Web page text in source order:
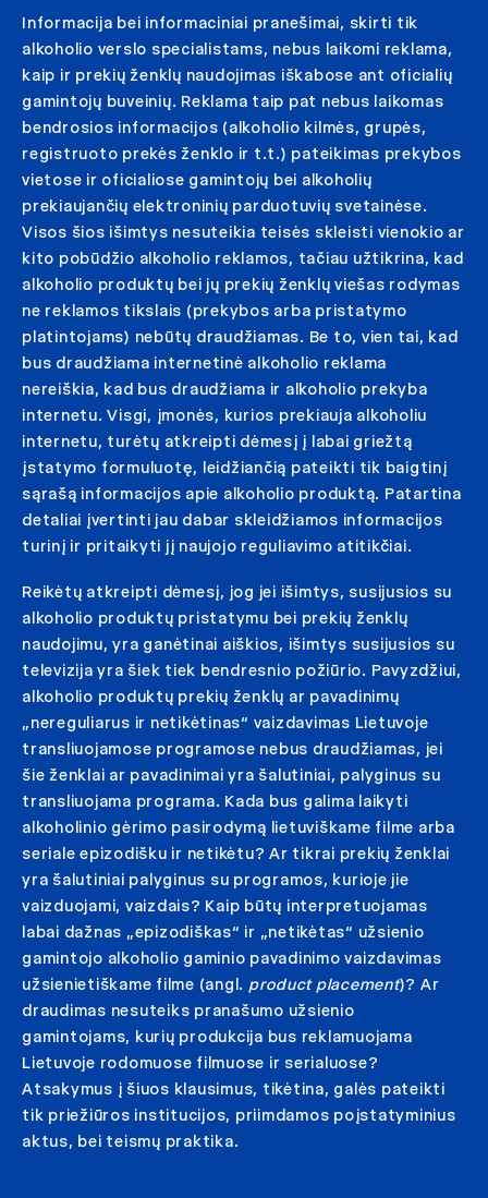
Informacija bei informaciniai pranešimai, skirti tik
alkoholio verslo specialistams, nebus laikomi reklama,
kaip ir prekių ženklų naudojimas iškabose ant oficialių
gamintojų buveinių. Reklama taip pat nebus laikomas
bendrosios informacijos (alkoholio kilmės, grupės,
registruoto prekės ženklo ir t.t.) pateikimas prekybos
vietose ir oficialiose gamintojų bei alkoholių
prekiaujančių elektroninių parduotuvių svetainėse.
Visos šios išimtys nesuteikia teisės skleisti vienokio ar
kito pobūdžio alkoholio reklamos, tačiau užtikrina, kad
alkoholio produktų bei jų prekių ženklų viešas rodymas
ne reklamos tikslais (prekybos arba pristatymo
platintojams) nebūtų draudžiamas. Be to, vien tai, kad
bus draudžiama internetinė alkoholio reklama
nereiškia, kad bus draudžiama ir alkoholio prekyba
internetu. Visgi, įmonės, kurios prekiauja alkoholiu
internetu, turėtų atkreipti dėmesį į labai griežtą
įstatymo formuluotę, leidžiančią pateikti tik baigtinį
sąrašą informacijos apie alkoholio produktą. Patartina
detaliai įvertinti jau dabar skleidžiamos informacijos
turinį ir pritaikyti jį naujojo reguliavimo atitikčiai.
Reikėtų atkreipti dėmesį, jog jei išimtys, susijusios su
alkoholio produktų pristatymu bei prekių ženklų
naudojimu, yra ganėtinai aiškios, išimtys susijusios su
televizija yra šiek tiek bendresnio požiūrio. Pavyzdžiui,
alkoholio produktų prekių ženklų ar pavadinimų
„nereguliarus ir netikėtinas“ vaizdavimas Lietuvoje
transliuojamose programose nebus draudžiamas, jei
šie ženklai ar pavadinimai yra šalutiniai, palyginus su
transliuojama programa. Kada bus galima laikyti
alkoholinio gėrimo pasirodymą lietuviškame filme arba
seriale epizodišku ir netikėtu? Ar tikrai prekių ženklai
yra šalutiniai palyginus su programos, kurioje jie
vaizduojami, vaizdais? Kaip būtų interpretuojamas
labai dažnas „epizodiškas“ ir „netikėtas“ užsienio
gamintojo alkoholio gaminio pavadinimo vaizdavimas
užsienietiškame filme (angl. product placement)? Ar
draudimas nesuteiks pranašumo užsienio
gamintojams, kurių produkcija bus reklamuojama
Lietuvoje rodomuose filmuose ir serialuose?
Atsakymus į šiuos klausimus, tikėtina, galės pateikti
tik priežiūros institucijos, priimdamos poįstatyminius
aktus, bei teismų praktika.